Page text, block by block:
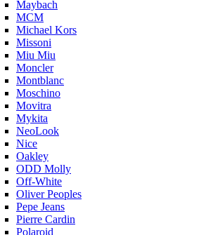
Maybach
MCM
Michael Kors
Missoni
Miu Miu
Moncler
Montblanc
Moschino
Movitra
Mykita
NeoLook
Nice
Oakley
ODD Molly
Off-White
Oliver Peoples
Pepe Jeans
Pierre Cardin
Polaroid